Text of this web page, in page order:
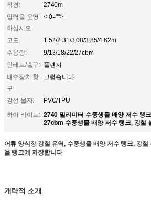
직경:
2740m
압력을 운영
하십시오:
< 0="">
고도:
1.52/2.31/3.08/3.85/4.62m
수용량:
9/13/18/22/27cbm
인레트/출구: 플랜지
배수장치 항
구:
그렇습니다
강선 물자:
PVC/TPU
하이 라이트: 2740 밀리미터 수중생물 배양 저수 탱크
27cbm 수중생물 배양 저수 탱크, 강철
어류 양식장 강철 유역, 수중생물 배양 저수 탱크, 강
을 탱크에 저장합니다
개략적 소개